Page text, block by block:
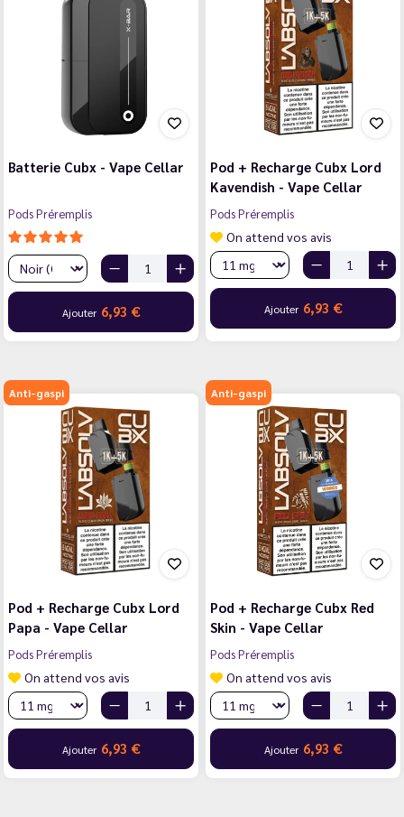
Batterie Cubx - Vape Cellar
Pods Préremplis
Ajouter 6,93 €
Pod + Recharge Cubx Lord
Kavendish - Vape Cellar
Pods Préremplis
On attend vos avis
Ajouter 6,93 €
Anti-gaspi
Pod + Recharge Cubx Lord
Papa - Vape Cellar
Pods Préremplis
On attend vos avis
Ajouter 6,93 €
Anti-gaspi
Pod + Recharge Cubx Red
Skin - Vape Cellar
Pods Préremplis
On attend vos avis
Ajouter 6,93 €